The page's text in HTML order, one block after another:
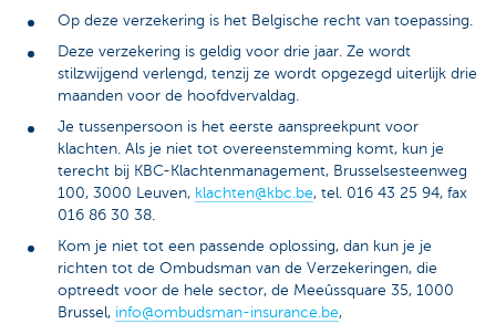
Op deze verzekering is het Belgische recht van toepassing.
Deze verzekering is geldig voor drie jaar. Ze wordt
stilzwijgend verlengd, tenzij ze wordt opgezegd uiterlijk drie
maanden voor de hoofdvervaldag.
Je tussenpersoon is het eerste aanspreekpunt voor
klachten. Als je niet tot overeenstemming komt, kun je
terecht bij KBC-Klachtenmanagement, Brusselsesteenweg
100, 3000 Leuven, klachten@kbc.be, tel. 016 43 25 94, fax
016 86 30 38.
Kom je niet tot een passende oplossing, dan kun je je
richten tot de Ombudsman van de Verzekeringen, die
optreedt voor de hele sector, de Meeûssquare 35, 1000
Brussel, info@ombudsman-insurance.be,